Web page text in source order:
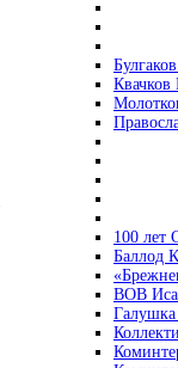
100 лет
Баллод
ВОВ